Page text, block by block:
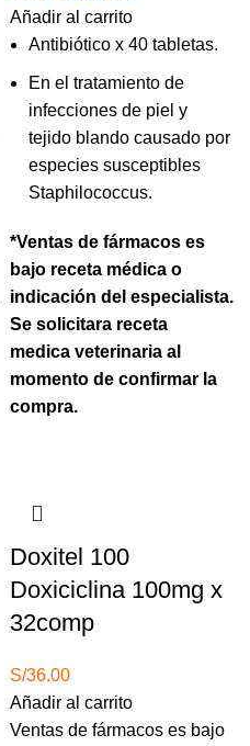
precio
originalactual
Añadir al carrito
Antibiótico x 40 tabletas.
En el tratamiento de
infecciones de piel y
tejido blando causado por
especies susceptibles
Staphilococcus.
*Ventas de fármacos es
bajo receta médica o
indicación del especialista.
Se solicitara receta
medica veterinaria al
momento de confirmar la
compra.
Doxitel 100
Doxiciclina 100mg x
32comp
S/36.00
Añadir al carrito
Ventas de fármacos es bajo